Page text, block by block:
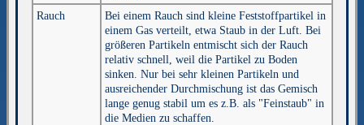
Rauch
Bei einem Rauch sind kleine Feststoffpartikel in
einem Gas verteilt, etwa Staub in der Luft. Bei
größeren Partikeln entmischt sich der Rauch
relativ schnell, weil die Partikel zu Boden
sinken. Nur bei sehr kleinen Partikeln und
ausreichender Durchmischung ist das Gemisch
lange genug stabil um es z.B. als "Feinstaub" in
die Medien zu schaffen.